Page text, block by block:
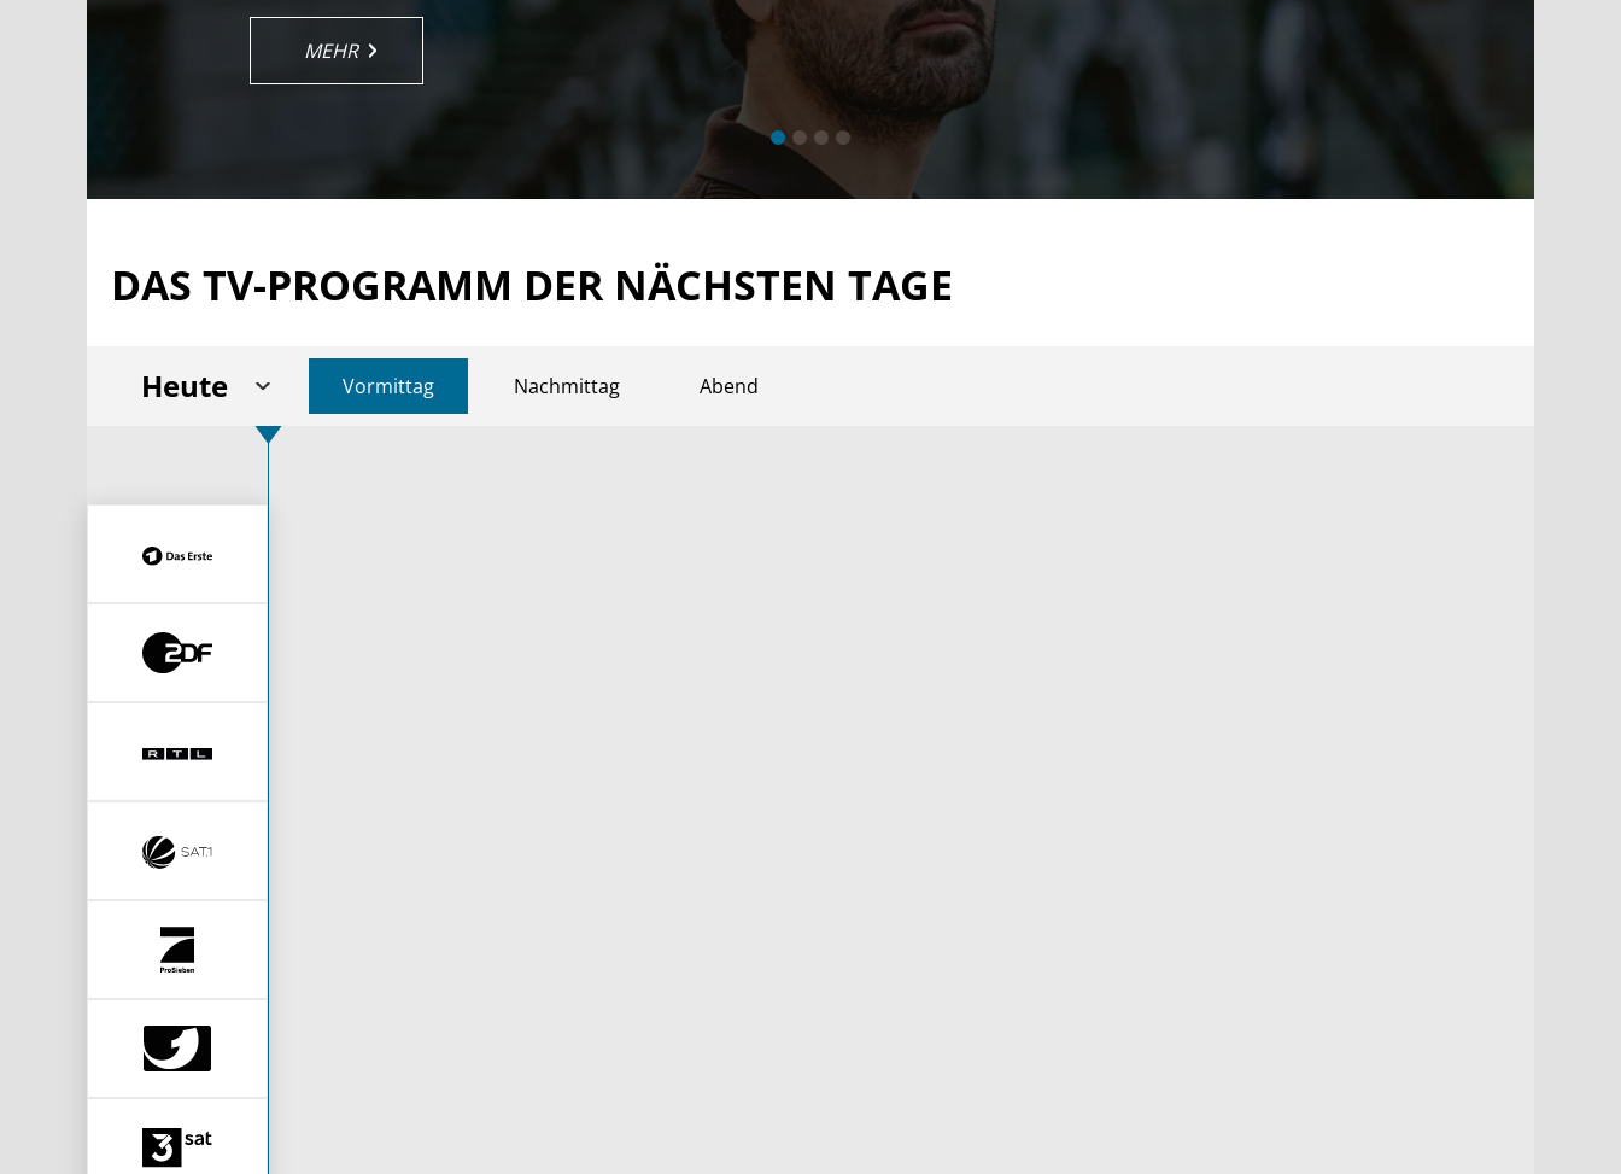
MEHR
MEHR
MEHR
MEHR
MEHR
MEHR
DAS TV-PROGRAMM DER NÄCHSTEN TAGE
Heute Vormittag Nachmittag Abend